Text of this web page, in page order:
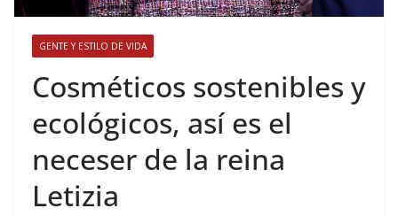
GENTE Y ESTILO DE VIDA
​Cosméticos sostenibles y
ecológicos, así es el
neceser de la reina
Letizia